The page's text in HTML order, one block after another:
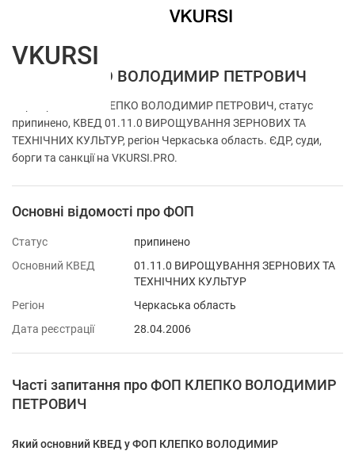
ФОП КЛЕПКО ВОЛОДИМИР ПЕТРОВИЧ
Перевірка ФОП КЛЕПКО ВОЛОДИМИР ПЕТРОВИЧ, статус
припинено, КВЕД 01.11.0 ВИРОЩУВАННЯ ЗЕРНОВИХ ТА
ТЕХНІЧНИХ КУЛЬТУР, регіон Черкаська область. ЄДР, суди,
борги та санкції на VKURSI.PRO.
Основні відомості про ФОП
Статус
припинено
Основний КВЕД
01.11.0 ВИРОЩУВАННЯ ЗЕРНОВИХ ТА
ТЕХНІЧНИХ КУЛЬТУР
Регіон
Черкаська область
Дата реєстрації
28.04.2006
Часті запитання про ФОП КЛЕПКО ВОЛОДИМИР
ПЕТРОВИЧ
Який основний КВЕД у ФОП КЛЕПКО ВОЛОДИМИР
VKURSI